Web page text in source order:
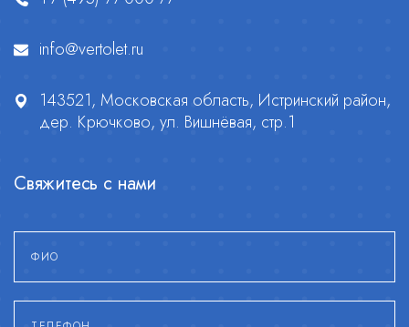
info@vertolet.ru
143521, Московская область, Истринский район,
дер. Крючково, ул. Вишнёвая, стр.1
Свяжитесь с нами